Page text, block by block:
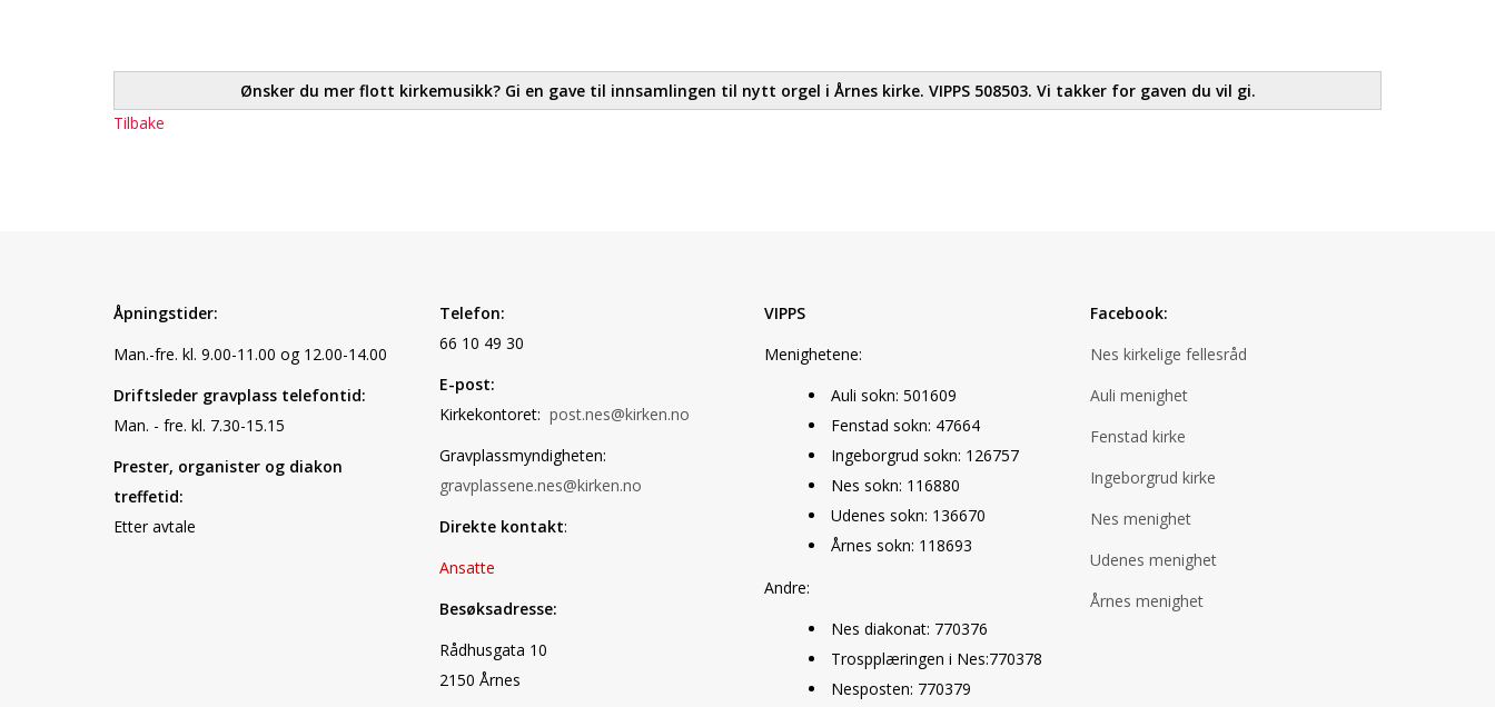
Ønsker du mer flott kirkemusikk? Gi en gave til innsamlingen til nytt orgel i Årnes kirke. VIPPS 508503. Vi takker for gaven du vil gi.
Tilbake
Åpningstider:
Man.-fre. kl. 9.00-11.00 og 12.00-14.00
Driftsleder gravplass telefontid:
Man. - fre. kl. 7.30-15.15
Prester, organister og diakon
treffetid:
Etter avtale
Telefon:
66 10 49 30
E-post:
Kirkekontoret: post.nes@kirken.no
Gravplassmyndigheten:
gravplassene.nes@kirken.no
Direkte kontakt:
Ansatte
Besøksadresse:
Rådhusgata 10
2150 Årnes
VIPPS
Menighetene:
Auli sokn: 501609
Fenstad sokn: 47664
Ingeborgrud sokn: 126757
Nes sokn: 116880
Udenes sokn: 136670
Årnes sokn: 118693
Andre:
Nes diakonat: 770376
Trospplæringen i Nes:770378
Nesposten: 770379
Facebook:
Nes kirkelige fellesråd
Auli menighet
Fenstad kirke
Ingeborgrud kirke
Nes menighet
Udenes menighet
Årnes menighet